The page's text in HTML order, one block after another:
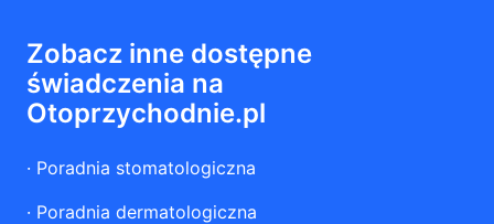
Zobacz inne dostępne
świadczenia na
Otoprzychodnie.pl
· Poradnia stomatologiczna
· Poradnia dermatologiczna